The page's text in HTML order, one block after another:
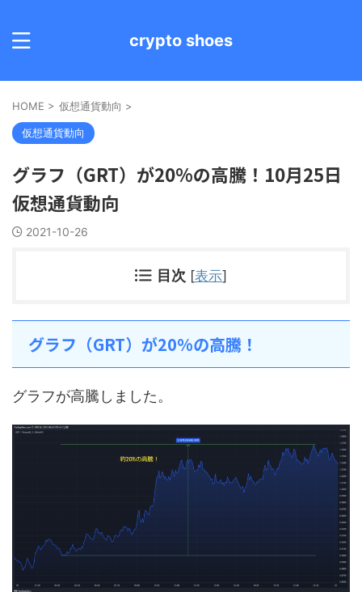
crypto shoes
HOME > 仮想通貨動向 >
仮想通貨動向
グラフ（GRT）が20%の高騰！10月25日
仮想通貨動向
2021-10-26
目次 [表示]
グラフ（GRT）が20%の高騰！
グラフが高騰しました。